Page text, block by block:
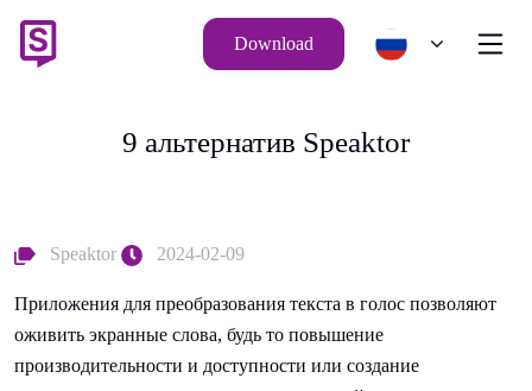
Download
9 альтернатив Speaktor
Speaktor 2024-02-09
Приложения для преобразования текста в голос позволяют
оживить экранные слова, будь то повышение
производительности и доступности или создание